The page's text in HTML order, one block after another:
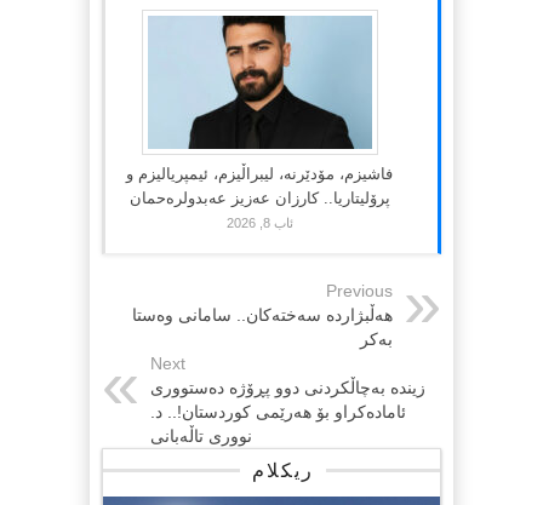
فاشیزم، مۆدێرنە، لیبراڵیزم، ئیمپریالیزم و
پرۆلیتاریا.. کارزان عەزیز عەبدولرەحمان
ئاب 8, 2026
Previous
هەڵبژاردە سەختەکان.. سامانی وەستا
بەکر
Next
زینده‌ به‌چاڵكردنی دوو پڕۆژه‌ ده‌ستووری
ئاماده‌كراو بۆ هه‌رێمی كوردستان!.. د.
نووری تاڵه‌بانی
ریکلام